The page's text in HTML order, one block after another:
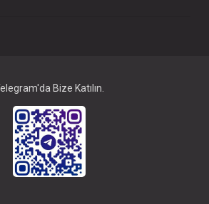
Bize Katılın.